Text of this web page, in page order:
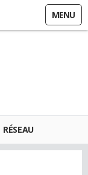
MENU
RÉSEAU